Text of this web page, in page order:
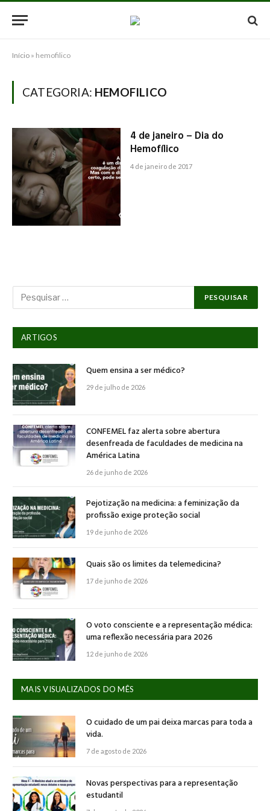
Início » hemofilico
CATEGORIA: HEMOFILICO
4 de janeiro – Dia do
Hemofílico
4 de janeiro de 2017
ARTIGOS
Quem ensina a ser médico?
29 de julho de 2026
CONFEMEL faz alerta sobre abertura
desenfreada de faculdades de medicina na
América Latina
26 de junho de 2026
Pejotização na medicina: a feminização da
profissão exige proteção social
19 de junho de 2026
Quais são os limites da telemedicina?
17 de junho de 2026
O voto consciente e a representação médica:
uma reflexão necessária para 2026
12 de junho de 2026
MAIS VISUALIZADOS DO MÊS
O cuidado de um pai deixa marcas para toda a
vida.
7 de agosto de 2026
Novas perspectivas para a representação
estudantil